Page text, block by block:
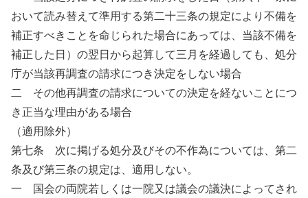
おいて読み替えて準用する第二十三条の規定により不備を
補正すべきことを命じられた場合にあっては、当該不備を
補正した日）の翌日から起算して三月を経過しても、処分
庁が当該再調査の請求につき決定をしない場合
二 その他再調査の請求についての決定を経ないことにつ
き正当な理由がある場合
（適用除外）
第七条 次に掲げる処分及びその不作為については、第二
条及び第三条の規定は、適用しない。
一 国会の両院若しくは一院又は議会の議決によってされ